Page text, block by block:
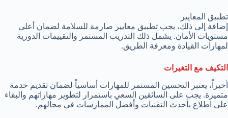
تطبيق المعايير
إضافة إلى ذلك، يجب تطبيق معايير صارمة للسلامة لضمان أعلى
مستويات الأمان. يشمل ذلك التدريب المستمر والتقييمات الدورية
لمهارات القيادة ومعرفة الطريق.
التكيف مع التغيرات
أخيراً، يعتبر التحسين المستمر للمهارات أساسياً لضمان تقديم خدمة
متميزة. يجب على السائقين السعي باستمرار لتطوير مهاراتهم والبقاء
على اطلاع بأحدث التقنيات وأفضل الممارسات في مجالهم.